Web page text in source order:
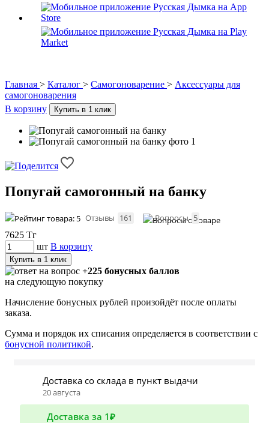
Главная > Каталог > Самогоноварение > Аксессуары для
самогоноварения
В корзину
Купить в 1 клик
Попугай самогонный на банку
Отзывы 161 Вопросы 5
7625 Тг
шт В корзину
Купить в 1 клик
+225 бонусных баллов
на следующую покупку
Начисление бонусных рублей произойдёт после оплаты
заказа.
Сумма и порядок их списания определяется в соответствии с
бонусной политикой.
Доставка со склада в пункт выдачи
20 августа
Доставка за 1₽